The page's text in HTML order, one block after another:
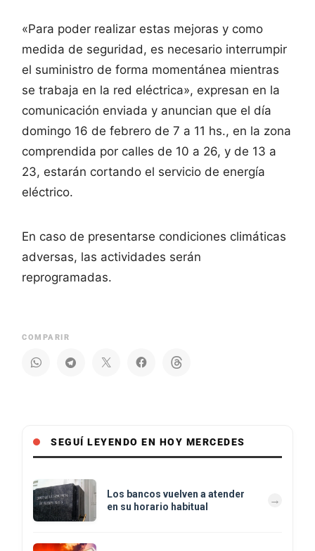
«Para poder realizar estas mejoras y como
medida de seguridad, es necesario interrumpir
el suministro de forma momentánea mientras
se trabaja en la red eléctrica», expresan en la
comunicación enviada y anuncian que el día
domingo 16 de febrero de 7 a 11 hs., en la zona
comprendida por calles de 10 a 26, y de 13 a
23, estarán cortando el servicio de energía
eléctrico.
En caso de presentarse condiciones climáticas
adversas, las actividades serán
reprogramadas.
COMPARIR
SEGUÍ LEYENDO EN HOY MERCEDES
Los bancos vuelven a atender
en su horario habitual